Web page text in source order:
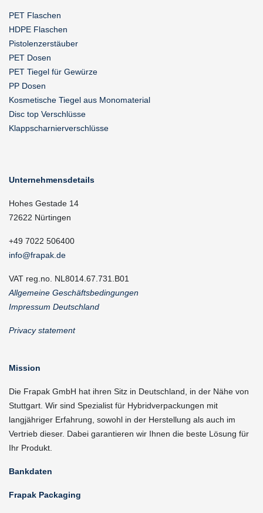
PET Flaschen
HDPE Flaschen
Pistolenzerstäuber
PET Dosen
PET Tiegel für Gewürze
PP Dosen
Kosmetische Tiegel aus Monomaterial
Disc top Verschlüsse
Klappscharnierverschlüsse
Unternehmensdetails
Hohes Gestade 14
72622 Nürtingen
+49 7022 506400
info@frapak.de
VAT reg.no. NL8014.67.731.B01
Allgemeine Geschäftsbedingungen
Impressum Deutschland
Privacy statement
Mission
Die Frapak GmbH hat ihren Sitz in Deutschland, in der Nähe von
Stuttgart. Wir sind Spezialist für Hybridverpackungen mit
langjähriger Erfahrung, sowohl in der Herstellung als auch im
Vertrieb dieser. Dabei garantieren wir Ihnen die beste Lösung für
Ihr Produkt.
Bankdaten
Frapak Packaging